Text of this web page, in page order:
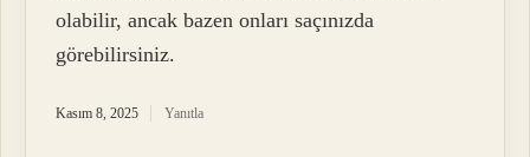
olabilir, ancak bazen onları saçınızda
görebilirsiniz.
Kasım 8, 2025 Yanıtla